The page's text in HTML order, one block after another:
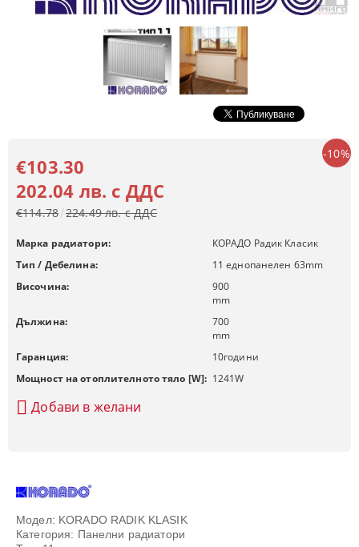
Модел: KORADO RADIK KLASIK
Категория: Панелни радиатори
-10%
€103.30
202.04 лв. с ДДС
€114.78 224.49 лв. с ДДС
Марка радиатори:
КОРАДО Радик Класик
Тип / Дебелина:
11 еднопанелен 63mm
Височина:
900
mm
Дължина:
700
mm
Гаранция:
10години
Мощност на отоплителното тяло [W]: 1241W
Добави в желани